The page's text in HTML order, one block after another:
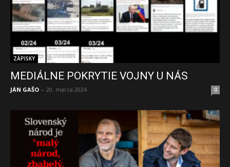
ZÁPISKY
MEDIÁLNE POKRYTIE VOJNY U NÁS
JÁN GAŠO - 20. marca 2024 0